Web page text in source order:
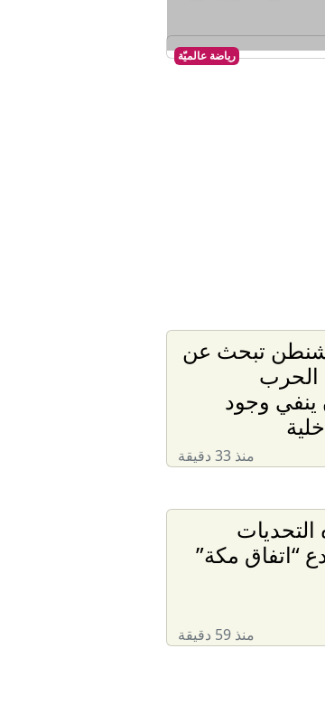
رياضة عالميّة
تبحث عن
ينفي وجود
منذ 33 دقيقة
“اتفاق مكة”
منذ 59 دقيقة